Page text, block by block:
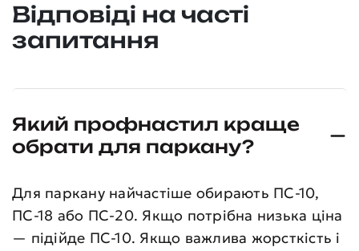
Відповіді на часті
запитання
Який профнастил краще
обрати для паркану?
Для паркану найчастіше обирають ПС-10,
ПС-18 або ПС-20. Якщо потрібна низька ціна
— підійде ПС-10. Якщо важлива жорсткість і